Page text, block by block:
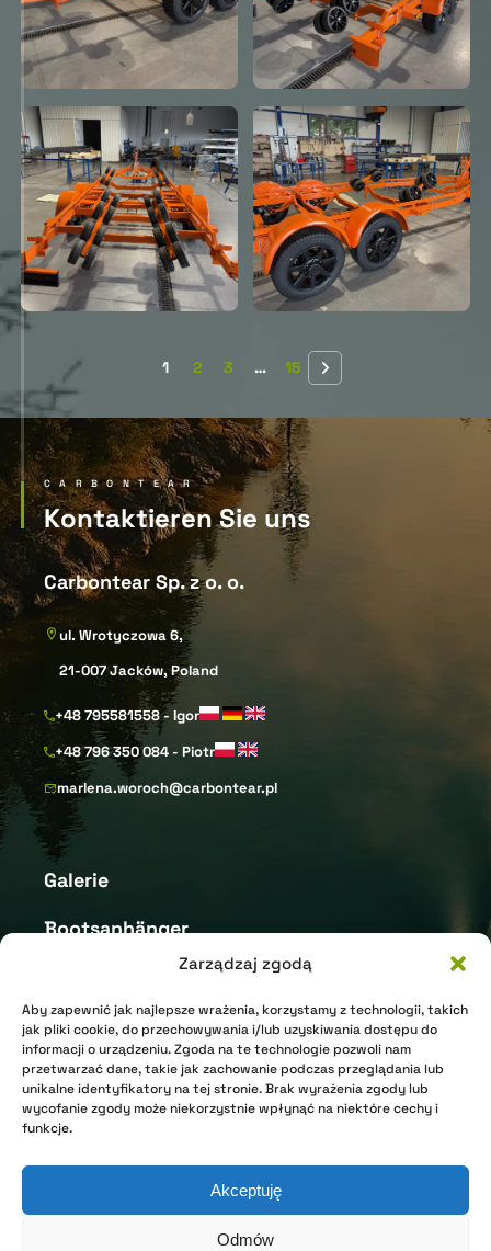
Zarządzaj zgodą
Aby zapewnić jak najlepsze wrażenia, korzystamy z technologii, takich
jak pliki cookie, do przechowywania i/lub uzyskiwania dostępu do
informacji o urządzeniu. Zgoda na te technologie pozwoli nam
przetwarzać dane, takie jak zachowanie podczas przeglądania lub
unikalne identyfikatory na tej stronie. Brak wyrażenia zgody lub
wycofanie zgody może niekorzystnie wpłynąć na niektóre cechy i
funkcje.
Akceptuję
Odmów
1 2 3 … 15
CARBONTEAR
Kontaktieren Sie uns
Carbontear Sp. z o. o.
ul. Wrotyczowa 6,
21-007 Jacków, Poland
+48 795581558 - Igor
+48 796 350 084 - Piotr
marlena.woroch@carbontear.pl
Galerie
Bootsanhänger
Teardrop-Anhänger
Strona główna – Deutsch
Wo kaufen
Galerie
Bootsanhänger
Anhänger
Strona główna – Deutsch
Wo kaufen